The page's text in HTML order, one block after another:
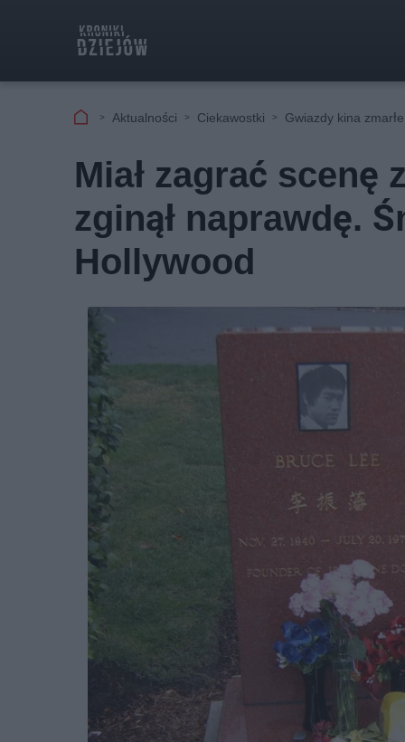
Aktualności Ciekawostki Gwiazdy kina
Miał zagrać
zginął naprawdę.
Hollywood